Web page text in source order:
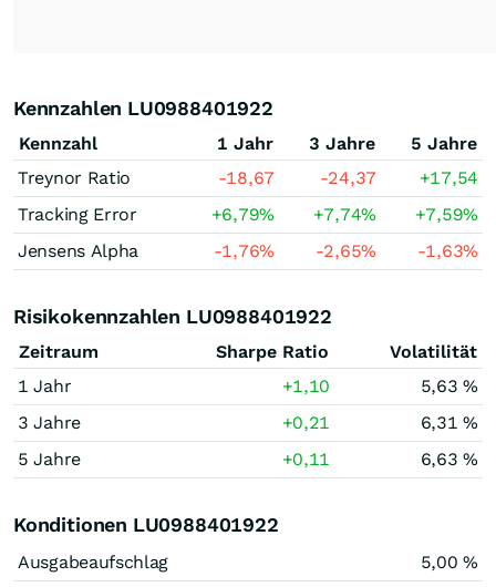
Kennzahlen LU0988401922
Kennzahl 1 Jahr 3 Jahre
5 Jahre
Treynor Ratio
-18,67 -24,37
+17,54
Tracking Error
+6,79% +7,74% +7,59%
Jensens Alpha
-1,76% -2,65% -1,63%
Risikokennzahlen LU0988401922
Zeitraum Sharpe Ratio
Volatilität
1 Jahr
+1,10
5,63 %
3 Jahre
+0,21
6,31 %
5 Jahre
+0,11 6,63 %
Konditionen LU0988401922
Ausgabeaufschlag
5,00 %